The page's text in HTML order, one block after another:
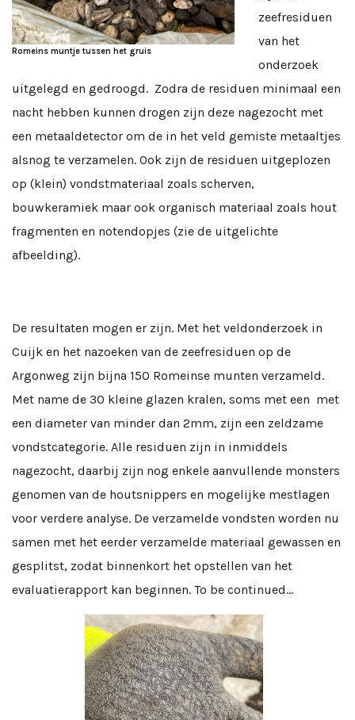
Romeins muntje tussen het gruis
zeefresiduen
van het
onderzoek
uitgelegd en gedroogd. Zodra de residuen minimaal een
nacht hebben kunnen drogen zijn deze nagezocht met
een metaaldetector om de in het veld gemiste metaaltjes
alsnog te verzamelen. Ook zijn de residuen uitgeplozen
op (klein) vondstmateriaal zoals scherven,
bouwkeramiek maar ook organisch materiaal zoals hout
fragmenten en notendopjes (zie de uitgelichte
afbeelding).
De resultaten mogen er zijn. Met het veldonderzoek in
Cuijk en het nazoeken van de zeefresiduen op de
Argonweg zijn bijna 150 Romeinse munten verzameld.
Met name de 30 kleine glazen kralen, soms met een met
een diameter van minder dan 2mm, zijn een zeldzame
vondstcategorie. Alle residuen zijn in inmiddels
nagezocht, daarbij zijn nog enkele aanvullende monsters
genomen van de houtsnippers en mogelijke mestlagen
voor verdere analyse. De verzamelde vondsten worden nu
samen met het eerder verzamelde materiaal gewassen en
gesplitst, zodat binnenkort het opstellen van het
evaluatierapport kan beginnen. To be continued…